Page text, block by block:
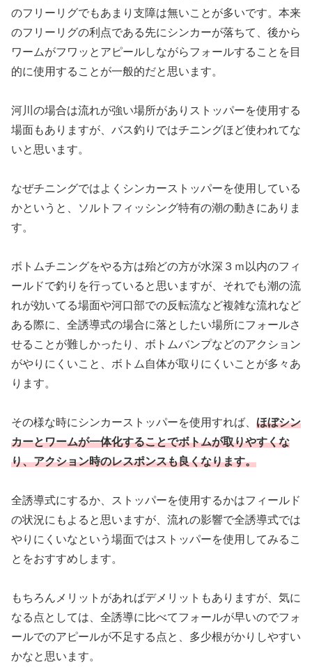
のフリーリグでもあまり支障は無いことが多いです。本来
のフリーリグの利点である先にシンカーが落ちて、後から
ワームがフワッとアピールしながらフォールすることを目
的に使用することが一般的だと思います。
河川の場合は流れが強い場所がありストッパーを使用する
場面もありますが、バス釣りではチニングほど使われてな
いと思います。
なぜチニングではよくシンカーストッパーを使用している
かというと、ソルトフィッシング特有の潮の動きにありま
す。
ボトムチニングをやる方は殆どの方が水深３ｍ以内のフィ
ールドで釣りを行っていると思いますが、それでも潮の流
れが効いてる場面や河口部での反転流など複雑な流れなど
ある際に、全誘導式の場合に落としたい場所にフォールさ
せることが難しかったり、ボトムバンプなどのアクション
がやりにくいこと、ボトム自体が取りにくいことが多々あ
ります。
その様な時にシンカーストッパーを使用すれば、 ほぼシン
カーとワームが一体化することでボトムが取りやすくな
り、アクション時のレスポンスも良くなります。
全誘導式にするか、ストッパーを使用するかはフィールド
の状況にもよると思いますが、流れの影響で全誘導式では
やりにくいなという場面ではストッパーを使用してみるこ
とをおすすめします。
もちろんメリットがあればデメリットもありますが、気に
なる点としては、全誘導に比べてフォールが早いのでフォ
ールでのアピールが不足する点と、多少根がかりしやすい
かなと思います。